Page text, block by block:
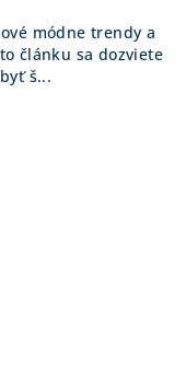
módne trendy a
článku sa dozviete
š...